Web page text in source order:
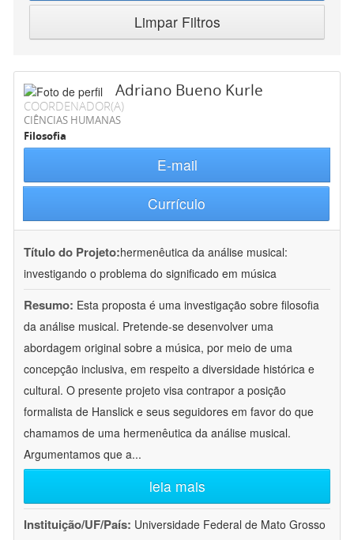
Limpar Filtros
Adriano Bueno Kurle
COORDENADOR(A)
CIÊNCIAS HUMANAS
Filosofia
E-mail
Currículo
Título do Projeto:hermenêutica da análise musical:
investigando o problema do significado em música
Resumo: Esta proposta é uma investigação sobre filosofia
da análise musical. Pretende-se desenvolver uma
abordagem original sobre a música, por meio de uma
concepção inclusiva, em respeito a diversidade histórica e
cultural. O presente projeto visa contrapor a posição
formalista de Hanslick e seus seguidores em favor do que
chamamos de uma hermenêutica da análise musical.
Argumentamos que a...
leia mais
Instituição/UF/País: Universidade Federal de Mato Grosso